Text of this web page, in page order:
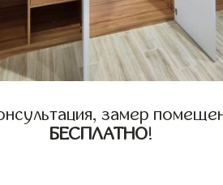
замер
БЕСПЛАТНО!